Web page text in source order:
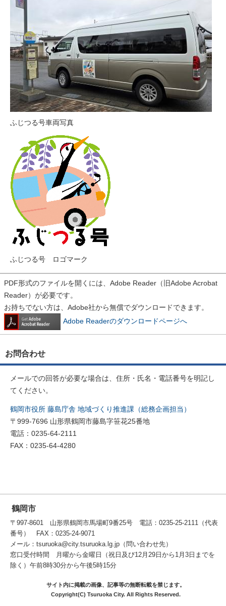
ふじつる号車両写真
ふじつる号 ロゴマーク
PDF形式のファイルを開くには、Adobe Reader（旧Adobe Acrobat
Reader）が必要です。
お持ちでない方は、Adobe社から無償でダウンロードできます。
Adobe Readerのダウンロードページへ
お問合わせ
メールでの回答が必要な場合は、住所・氏名・電話番号を明記し
てください。
鶴岡市役所 藤島庁舎 地域づくり推進課（総務企画担当）
〒999-7696 山形県鶴岡市藤島字笹花25番地
電話：0235-64-2111
FAX：0235-64-4280
鶴岡市
〒997-8601 山形県鶴岡市馬場町9番25号 電話：0235-25-2111（代表
番号） FAX：0235-24-9071
メール：tsuruoka@city.tsuruoka.lg.jp（問い合わせ先）
窓口受付時間 月曜から金曜日（祝日及び12月29日から1月3日までを
除く）午前8時30分から午後5時15分
サイト内に掲載の画像、記事等の無断転載を禁じます。
Copyright(C) Tsuruoka City. All Rights Reserved.